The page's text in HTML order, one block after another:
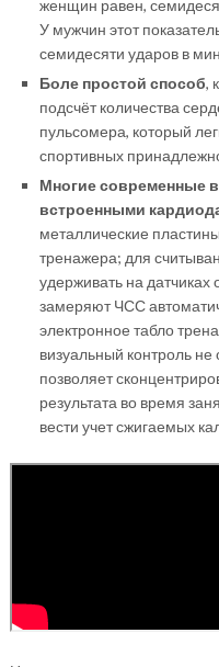
женщин равен,
У мужчин этот
семидесяти ударов в
Боле простой способ,
подсчёт количества
пульсомера, который
спортивных
Многие современные
встроенными
металлические
тренажера; для
удерживать на датчиках
замеряют ЧСС
электронное табло
визуальный контроль
позволяет
результата во время
вести учет сжигаемых